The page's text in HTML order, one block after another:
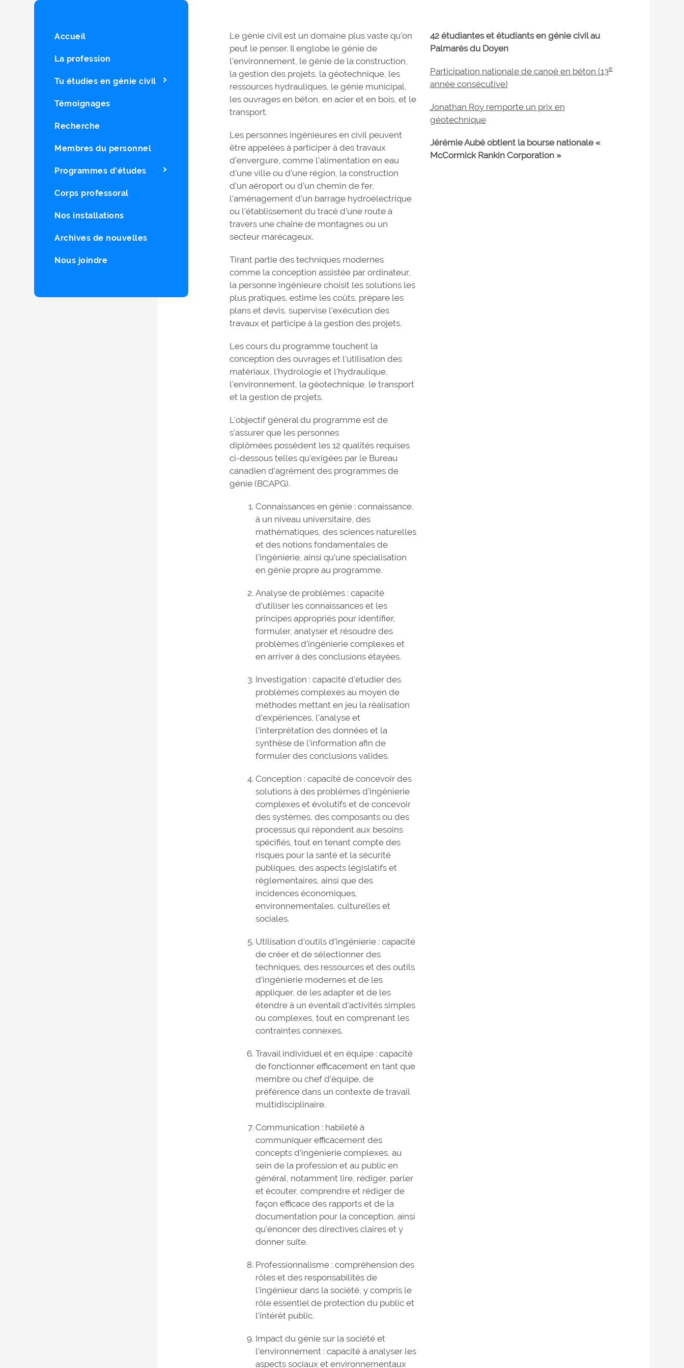
Accueil
La profession
Tu étudies en génie civil
Témoignages
Recherche
Membres du personnel
Programmes d'études
Corps professoral
Nos installations
Archives de nouvelles
Nous joindre
Le génie civil est un domaine plus vaste qu’on
peut le penser. Il englobe le génie de
l’environnement, le génie de la construction,
la gestion des projets, la géotechnique, les
ressources hydrauliques, le génie municipal,
les ouvrages en béton, en acier et en bois, et le
transport.
Les personnes ingénieures en civil peuvent
être appelées à participer à des travaux
d’envergure, comme l’alimentation en eau
d’une ville ou d’une région, la construction
d’un aéroport ou d’un chemin de fer,
l’aménagement d’un barrage hydroélectrique
ou l’établissement du tracé d’une route à
travers une chaîne de montagnes ou un
secteur marécageux.
Tirant partie des techniques modernes
comme la conception assistée par ordinateur,
la personne ingénieure choisit les solutions les
plus pratiques, estime les coûts, prépare les
plans et devis, supervise l’exécution des
travaux et participe à la gestion des projets.
Les cours du programme touchent la
conception des ouvrages et l’utilisation des
matériaux, l’hydrologie et l’hydraulique,
l’environnement, la géotechnique, le transport
et la gestion de projets.
L'objectif général du programme est de
s'assurer que les personnes
diplômées possèdent les 12 qualités requises
ci-dessous telles qu'exigées par le Bureau
canadien d’agrément des programmes de
génie (BCAPG).
Connaissances en génie : connaissance,
à un niveau universitaire, des
mathématiques, des sciences naturelles
et des notions fondamentales de
l’ingénierie, ainsi qu’une spécialisation
en génie propre au programme.
Analyse de problèmes : capacité
d’utiliser les connaissances et les
principes appropriés pour identifier,
formuler, analyser et résoudre des
problèmes d’ingénierie complexes et
en arriver à des conclusions étayées.
Investigation : capacité d’étudier des
problèmes complexes au moyen de
méthodes mettant en jeu la réalisation
d’expériences, l’analyse et
l’interprétation des données et la
synthèse de l’information afin de
formuler des conclusions valides.
Conception : capacité de concevoir des
solutions à des problèmes d’ingénierie
complexes et évolutifs et de concevoir
des systèmes, des composants ou des
processus qui répondent aux besoins
spécifiés, tout en tenant compte des
risques pour la santé et la sécurité
publiques, des aspects législatifs et
règlementaires, ainsi que des
incidences économiques,
environnementales, culturelles et
sociales.
Utilisation d’outils d’ingénierie : capacité
de créer et de sélectionner des
techniques, des ressources et des outils
d’ingénierie modernes et de les
appliquer, de les adapter et de les
étendre à un éventail d’activités simples
ou complexes, tout en comprenant les
contraintes connexes.
Travail individuel et en équipe : capacité
de fonctionner efficacement en tant que
membre ou chef d’équipe, de
préférence dans un contexte de travail
multidisciplinaire.
Communication : habileté à
communiquer efficacement des
concepts d’ingénierie complexes, au
sein de la profession et au public en
général, notamment lire, rédiger, parler
et écouter, comprendre et rédiger de
façon efficace des rapports et de la
documentation pour la conception, ainsi
qu’énoncer des directives claires et y
donner suite.
Professionnalisme : compréhension des
rôles et des responsabilités de
l’ingénieur dans la société, y compris le
rôle essentiel de protection du public et
l’intérêt public.
Impact du génie sur la société et
l’environnement : capacité à analyser les
aspects sociaux et environnementaux
42 étudiantes et étudiants en génie civil au
Palmarès du Doyen
Participation nationale de canoë en béton (13e
année consécutive)
Jonathan Roy remporte un prix en
géotechnique
Jérémie Aubé obtient la bourse nationale «
McCormick Rankin Corporation »